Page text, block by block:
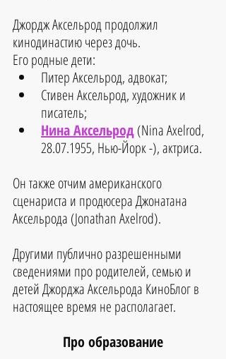
Джордж Аксельрод продолжил
кинодинастию через дочь.
Его родные дети:
Питер Аксельрод, адвокат;
Стивен Аксельрод, художник и
писатель;
Нина Аксельрод (Nina Axelrod,
28.07.1955, Нью-Йорк -), актриса.
Он также отчим американского
сценариста и продюсера Джонатана
Аксельрода (Jonathan Axelrod).
Другими публично разрешенными
сведениями про родителей, семью и
детей Джорджа Аксельрода КиноБлог в
настоящее время не располагает.
Про образование